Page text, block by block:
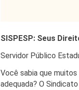
SISPESP: Seus
Servidor Público
Você sabia que
adequada? O